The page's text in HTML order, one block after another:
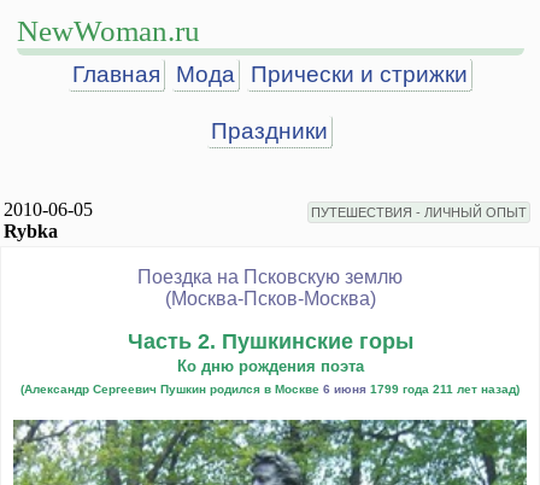
NewWoman.ru
Главная Мода Прически и стрижки
Праздники
2010-06-05
Rybka
ПУТЕШЕСТВИЯ - ЛИЧНЫЙ ОПЫТ
Поездка на Псковскую землю
(Москва-Псков-Москва)
Часть 2. Пушкинские горы
Ко дню рождения поэта
(Александр Сергеевич Пушкин родился в Москве 6 июня 1799 года 211 лет назад)